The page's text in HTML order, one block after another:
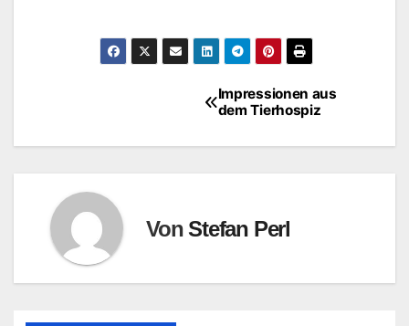
Beitragsnavigation
Impressionen aus
dem Tierhospiz
VonStefan Perl